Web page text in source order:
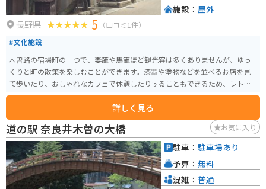
長野県 5 （口コミ1件）
#文化施設
木曽路の宿場町の一つで、妻籠や馬籠ほど観光客は多くありませんが、ゆっ
くりと町の散策を楽しむことができます。漆器や塗物などを並べるお店を見
て歩いたり、おしゃれなカフェで休憩したりすることもできるため、レトロ
な雰囲気が好きな人にも人気が高まっているようです。
詳しく見る
施設： 屋外
道の駅 奈良井木曽の大橋 お気に入り
駐車： 駐車場あり
予算： 無料
混雑： 普通